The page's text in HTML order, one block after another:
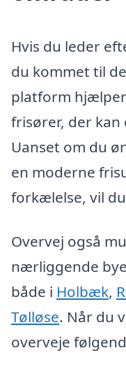
Hvis du leder
du kommet til
platform
frisører, der kan
Uanset om du
en moderne
forkælelse, vil
Overvej også
nærliggende
både i Holbæk,
Tølløse. Når du
overveje